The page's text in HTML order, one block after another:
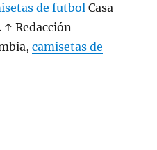
de futbolCasa
↑ Redacción
camisetas de